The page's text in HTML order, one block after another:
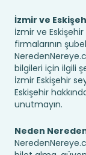
İzmir ve
İzmir ve
firmalarının
bilgileri için ilgili
İzmir Eskişehir
Eskişehir
unutmayın.
Neden